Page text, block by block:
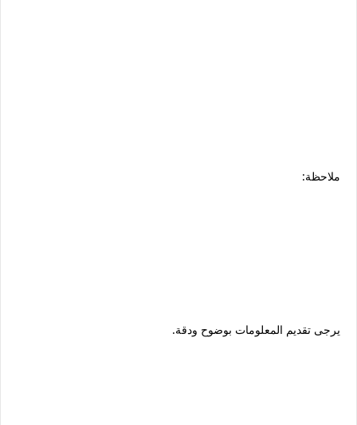
ملاحظة:
يرجى تقديم المعلومات بوضوح ودقة.